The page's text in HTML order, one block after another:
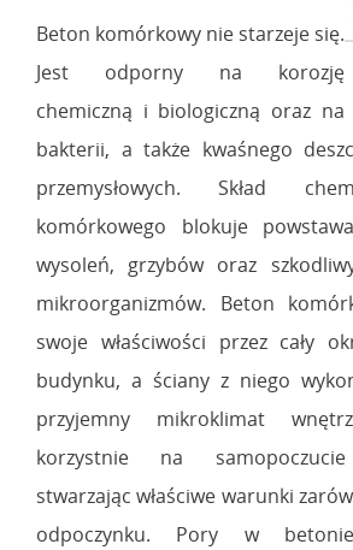
Beton komórkowy nie starzeje się.
Jest odporny na korozję
chemiczną i biologiczną oraz na
bakterii, a także kwaśnego
przemysłowych. Skład
komórkowego blokuje
wysoleń, grzybów oraz
mikroorganizmów. Beton
swoje właściwości przez cały
budynku, a ściany z niego
przyjemny mikroklimat
korzystnie na
stwarzając właściwe warunki
odpoczynku. Pory w